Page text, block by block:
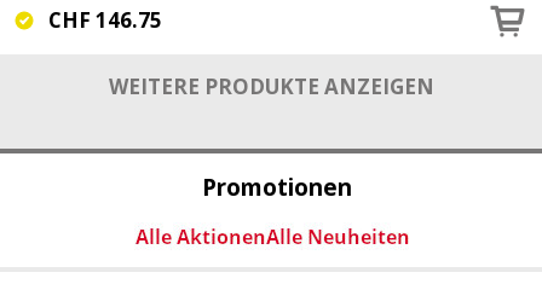
Promotionen
CHF 146.75
WEITERE PRODUKTE ANZEIGEN